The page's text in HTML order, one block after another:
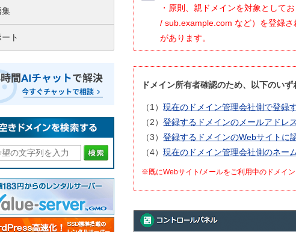
集
ト
・原則、親ドメインを対象として
/ sub.example.com など）を登録
があります。
ドメイン所有者確認のため、以下のい
（1） 現在のドメイン管理会社側で登録
（2） 登録するドメインのメールアドレ
（3） 登録するドメインのWebサイトに
（4） 現在のドメイン管理会社側のネー
※既にWebサイト/メールをご利用中のドメイ